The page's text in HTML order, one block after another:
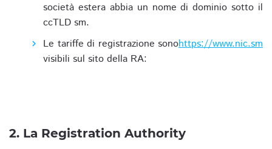
società estera abbia un nome di dominio sotto il
ccTLD sm.
Le tariffe di registrazione sono
visibili sul sito della RA:
https://www.nic.sm
2. La Registration Authority